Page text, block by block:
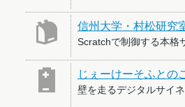
信州大学・村松研究
Scratchで制御する本格
じぇーけーそふとの
壁を走るデジタルサイ